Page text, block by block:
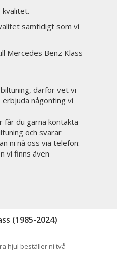
samtidigt som vi
Mercedes Benz Klass
därför vet vi
någonting vi
får du gärna kontakta
och svarar
ni nå oss via telefon:
vi finns även
(1985-2024)
hjul beställer ni två